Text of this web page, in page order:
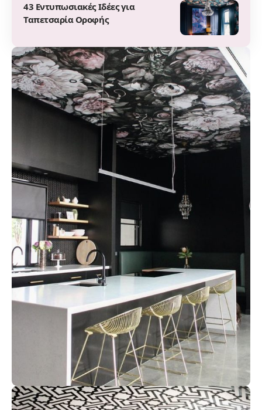
43 Εντυπωσιακές Ιδέες για
Ταπετσαρία Οροφής